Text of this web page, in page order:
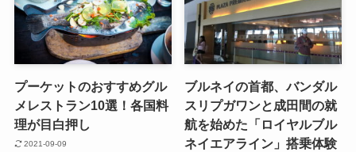
プーケットのおすすめグル
メレストラン10選！各国料
理が目白押し
2021-09-09
ブルネイの首都、バンダル
スリプガワンと成田間の就
航を始めた「ロイヤルブル
ネイエアライン」搭乗体験